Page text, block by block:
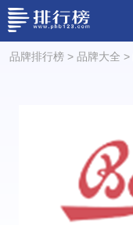
品牌排行榜> 品牌大全 >